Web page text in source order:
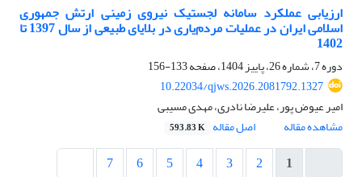
ارزیابی عملکرد سامانه لجستیک نیروی زمینی ارتش جمهوری
اسلامی ایران در عملیات مردم‌یاری در بلایای طبیعی از سال 1397 تا
1402
دوره 7، شماره 26، پاییز 1404، صفحه
133-156
10.22034/qjws.2026.2081792.1327
امیر عیوض پور، علیرضا نادری، مهدی مسیبی
مشاهده مقاله
اصل مقاله 593.83 K
1
2
3
4
5
6
7